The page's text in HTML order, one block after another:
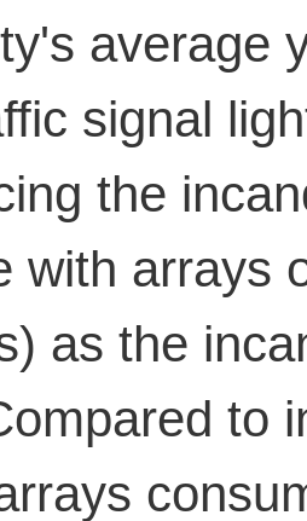
average
signal
the
with arrays
as the
to